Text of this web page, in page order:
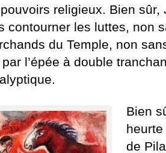
religieux. Bien
contourner les luttes, non
du Temple, non
l’épée à double
Bien
de